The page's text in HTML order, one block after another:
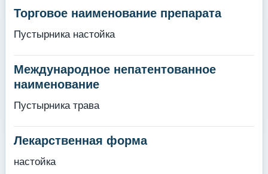
Торговое наименование препарата
Пустырника настойка
Международное непатентованное
наименование
Пустырника трава
Лекарственная форма
настойка